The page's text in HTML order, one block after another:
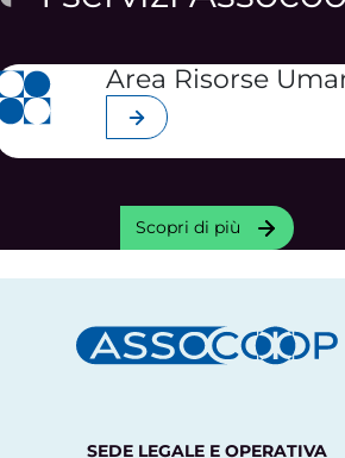
Area Risorse
Scopri di più
Scopri di più
SEDE LEGALE E OPERATIVA